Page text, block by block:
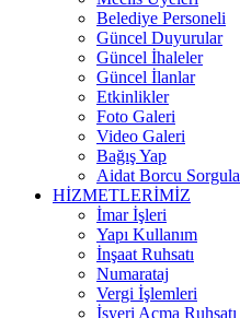
Belediye Personeli
Güncel Duyurular
Güncel İhaleler
Güncel İlanlar
Etkinlikler
Foto Galeri
Video Galeri
Bağış Yap
Aidat Borcu
HİZMETLERİMİZ
İmar İşleri
Yapı Kullanım
İnşaat Ruhsatı
Numarataj
Vergi İşlemleri
İşyeri Açma Ruhsatı